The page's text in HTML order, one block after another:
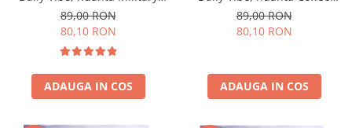
Vibe 02 - 5,5g
89,00 RON
80,10 RON
ADAUGA IN COS
Break 03 - 5,5g
89,00 RON
80,10 RON
ADAUGA IN COS